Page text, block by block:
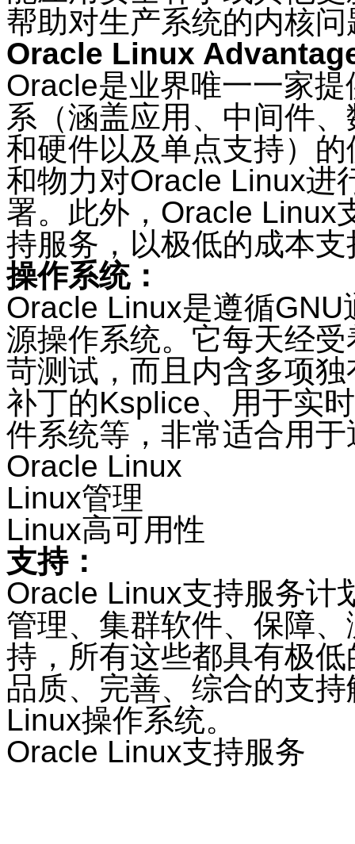
帮助对生产系统的内核
Oracle Linux
Oracle是业界唯一一家
系（涵盖应用、中间件
和硬件以及单点支持）
和物力对Oracle Linux进
署。此外，Oracle Linux
持服务，以极低的成本
操作系统：
Oracle Linux是遵循
源操作系统。它每天经
苛测试，而且内含多项
补丁的Ksplice、用于实
件系统等，非常适合用
Oracle Linux
Linux管理
Linux高可用性
支持：
Oracle Linux支持服务计
管理、集群软件、保障
持，所有这些都具有极
品质、完善、综合的支
Linux操作系统。
Oracle Linux支持服务